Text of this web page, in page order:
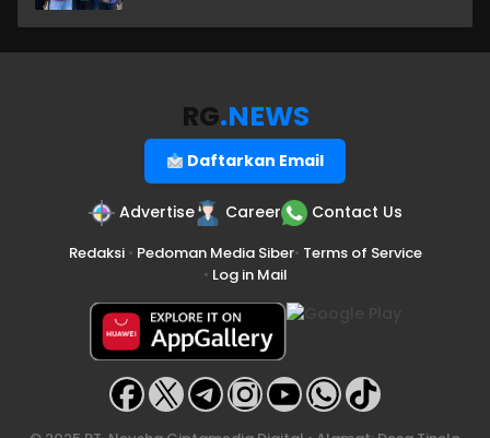
RG.NEWS
Daftarkan Email
Advertise Career Contact Us
Redaksi• Pedoman Media Siber• Terms of Service
• Log in Mail